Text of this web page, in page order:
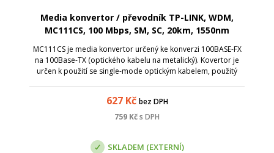
Media konvertor / převodník TP-LINK, WDM,
MC111CS, 100 Mbps, SM, SC, 20km, 1550nm
MC111CS je media konvertor určený ke konverzi 100BASE-FX
na 100Base-TX (optického kabelu na metalický). Kovertor je
určen k použití se single-mode optickým kabelem, použitý
627Kč bez DPH
759 Kčs DPH
SKLADEM (EXTERNÍ)